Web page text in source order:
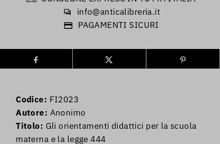
info@anticalibreria.it
PAGAMENTI SICURI
Codice: FI2023
Autore: Anonimo
Titolo: Gli orientamenti didattici per la scuola
materna e la legge 444